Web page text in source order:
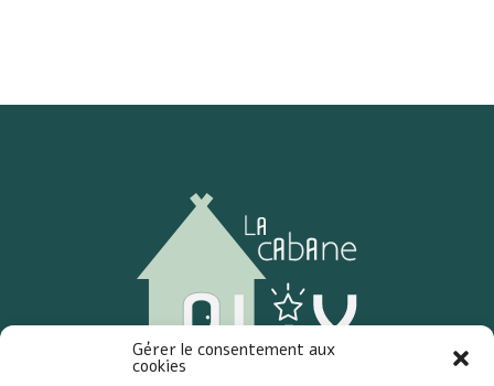
Gérer le consentement aux
cookies